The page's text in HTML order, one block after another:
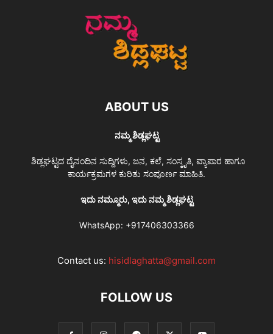
ABOUT US
ನಮ್ಮ ಶಿಡ್ಲಘಟ್ಟ
ಶಿಡ್ಲಘಟ್ಟದ ದೈನಂದಿನ ಸುದ್ದಿಗಳು, ಜನ, ಕಲೆ, ಸಂಸ್ಕೃತಿ, ವ್ಯಾಪಾರ ಹಾಗೂ
ಕಾರ್ಯಕ್ರಮಗಳ ಕುರಿತು ಸಂಪೂರ್ಣ ಮಾಹಿತಿ.
ಇದು ನಮ್ಮೂರು, ಇದು ನಮ್ಮ ಶಿಡ್ಲಘಟ್ಟ
WhatsApp: +917406303366
Contact us: hisidlaghatta@gmail.com
FOLLOW US